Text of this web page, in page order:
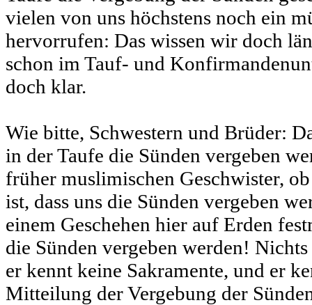
vielen von uns höchstens noch ein
hervorrufen: Das wissen wir doch
schon im Tauf- und
doch klar.
Wie bitte, Schwestern und Brüder:
in der Taufe die Sünden vergeben
früher muslimischen Geschwister,
ist, dass uns die Sünden vergeben
einem Geschehen hier auf Erden
die Sünden vergeben werden!
er kennt keine Sakramente, und er
Mitteilung der Vergebung der